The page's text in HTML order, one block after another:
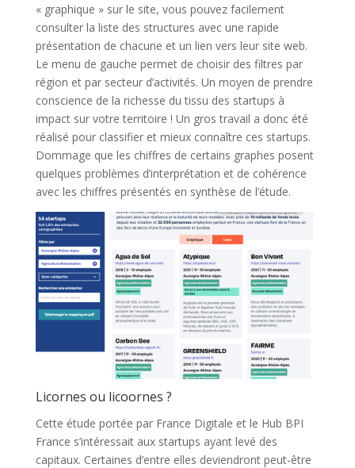
« graphique » sur le site, vous pouvez facilement
consulter la liste des structures avec une rapide
présentation de chacune et un lien vers leur site web.
Le menu de gauche permet de choisir des filtres par
région et par secteur d’activités. Un moyen de prendre
conscience de la richesse du tissu des startups à
impact sur votre territoire ! Un gros travail a donc été
réalisé pour classifier et mieux connaître ces startups.
Dommage que les chiffres de certains graphes posent
quelques problèmes d’interprétation et de cohérence
avec les chiffres présentés en synthèse de l’étude.
Licornes ou licoornes ?
Cette étude portée par France Digitale et le Hub BPI
France s’intéressait aux startups ayant levé des
capitaux. Certaines d’entre elles deviendront peut-être